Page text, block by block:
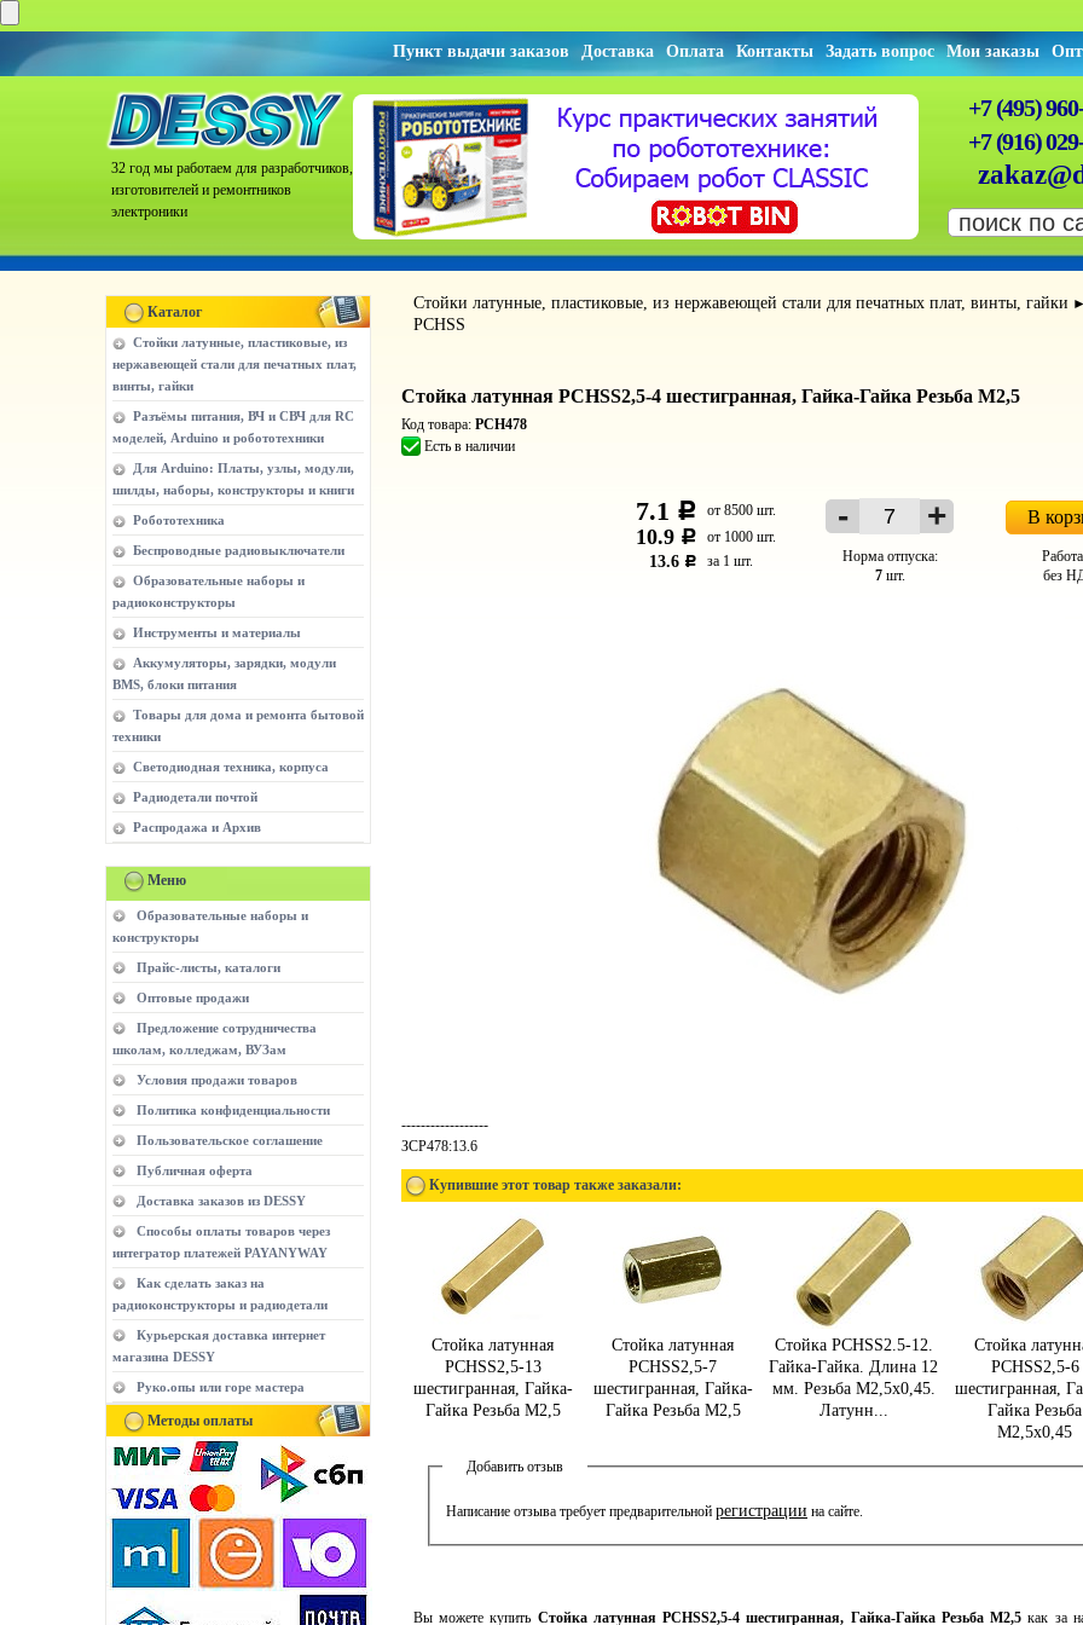
Пункт выдачи заказов Доставка Оплата Контакты Задать вопрос Мои заказы Опт
32 год мы работаем для разработчиков,
изготовителей и ремонтников
электроники
+7 (495)
+7 (916)
Каталог
Стойки латунные, пластиковые, из
нержавеющей стали для печатных плат,
винты, гайки
Разъёмы питания, ВЧ и СВЧ для RC
моделей, Arduino и робототехники
Для Arduino: Платы, узлы, модули,
шилды, наборы, конструкторы и книги
Робототехника
Беспроводные радиовыключатели
Образовательные наборы и
радиоконструкторы
Инструменты и материалы
Аккумуляторы, зарядки, модули
BMS, блоки питания
Товары для дома и ремонта бытовой
техники
Светодиодная техника, корпуса
Радиодетали почтой
Распродажа и Архив
Меню
Образовательные наборы и
конструкторы
Прайс-листы, каталоги
Оптовые продажи
Предложение сотрудничества
школам, колледжам, ВУЗам
Условия продажи товаров
Политика конфиденциальности
Пользовательское соглашение
Публичная оферта
Доставка заказов из DESSY
Способы оплаты товаров через
интегратор платежей PAYANYWAY
Как сделать заказ на
радиоконструкторы и радиодетали
Курьерская доставка интернет
магазина DESSY
Руко.опы или горе мастера
Методы оплаты
Стойки латунные, пластиковые, из нержавеющей стали для печатных плат, винты, гайки ►
PCHSS
Стойка латунная PCHSS2,5-4 шестигранная, Гайка-Гайка Резьба М2,5
Код товара: PCH478
Есть в наличии
7.1 c от 8500 шт.
10.9 c от 1000 шт.
13.6 c за 1 шт.
В
Норма отпуска:
7шт.
без
------------------
ЗСР478:13.6
Купившие этот товар также заказали:
Стойка латунная
PCHSS2,5-13
шестигранная, Гайка-
Гайка Резьба М2,5
Стойка латунная
PCHSS2,5-7
шестигранная, Гайка-
Гайка Резьба М2,5
Стойка PCHSS2.5-12.
Гайка-Гайка. Длина 12
мм. Резьба M2,5х0,45.
Латунн...
Стойка
PCHSS2,5-6
шестигранная,
Гайка Резьба
М2,5х0,45
Добавить отзыв
Написание отзыва требует предварительной регистрации на сайте.
Вы можете купить Стойка латунная PCHSS2,5-4 шестигранная, Гайка-Гайка Резьба М2,5 как за